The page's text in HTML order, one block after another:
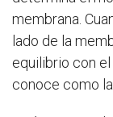
membrana.
lado de la
equilibrio con
conoce como